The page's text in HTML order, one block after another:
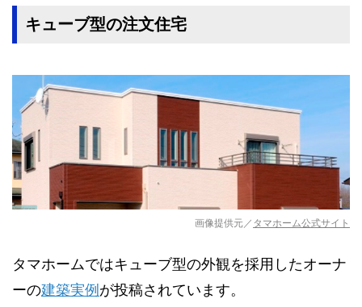
キューブ型の注文住宅
画像提供元／ タマホーム公式サイト
タマホームではキューブ型の外観を採用したオーナ
ーの建築実例 が投稿されています。